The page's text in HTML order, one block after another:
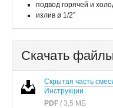
подвод горячей и
излив ø 1/2”
Скачать
Скрытая часть
Инструкции
PDF / 3,5 МБ